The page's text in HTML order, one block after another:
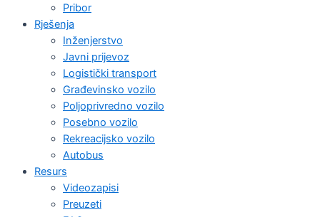
Pribor
Rješenja
Inženjerstvo
Javni prijevoz
Logistički transport
Građevinsko vozilo
Poljoprivredno vozilo
Posebno vozilo
Rekreacijsko vozilo
Autobus
Resurs
Videozapisi
Preuzeti